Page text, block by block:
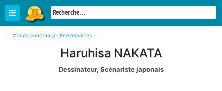
Manga Sanctuary › Personnalités ›
Haruhisa NAKATA (Dessinateur, Scénariste japonais)
Haruhisa NAKATA
Dessinateur, Scénariste japonais